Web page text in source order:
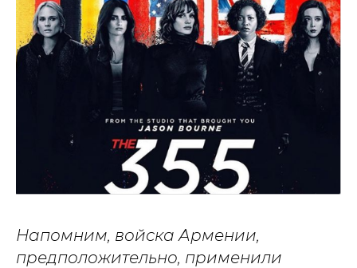
Напомним, войска Армении,
предположительно, применили